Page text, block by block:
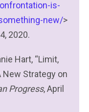
is-
new/>
2020.
Hart, “Limit,
New Strategy on
Progress, April